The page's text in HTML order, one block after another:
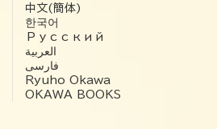
中文(簡体)
한국어
Русский
العربية‏
فارسی
Ryuho Okawa
OKAWA BOOKS